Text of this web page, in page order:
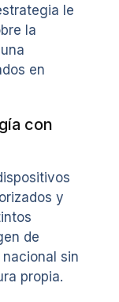
le
la
en
con
y
de
sin
propia.